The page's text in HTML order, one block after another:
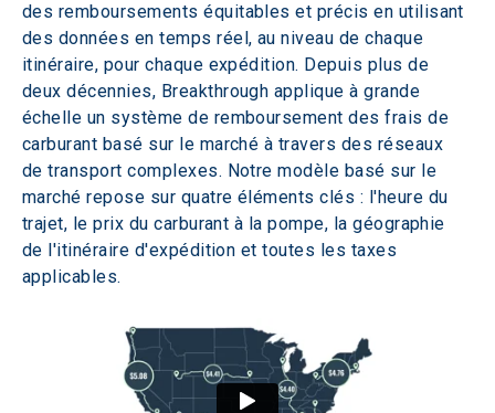
des remboursements équitables et précis en utilisant
des données en temps réel, au niveau de chaque
itinéraire, pour chaque expédition. Depuis plus de
deux décennies, Breakthrough applique à grande
échelle un système de remboursement des frais de
carburant basé sur le marché à travers des réseaux
de transport complexes. Notre modèle basé sur le
marché repose sur quatre éléments clés : l'heure du
trajet, le prix du carburant à la pompe, la géographie
de l'itinéraire d'expédition et toutes les taxes
applicables.